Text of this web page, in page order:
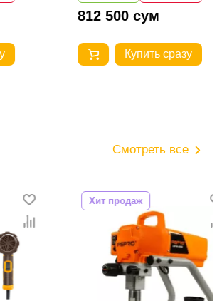
812 500 сум
Купить сразу
Смотреть все
Хит продаж